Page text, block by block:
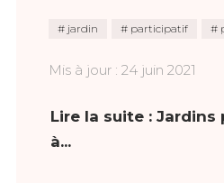
jardin participatif
Mis à jour : 24 juin 2021
Lire la suite : Jardins
à...